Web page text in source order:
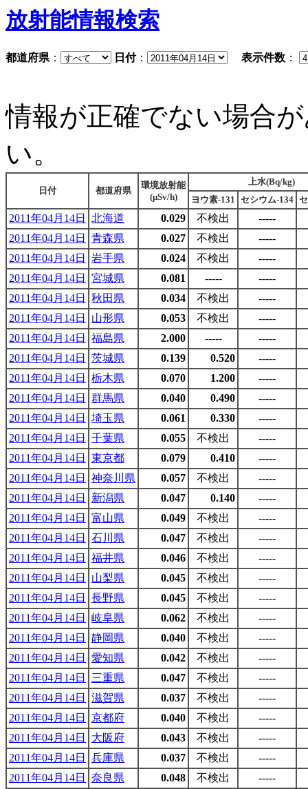
放射能情報検索
都道府県： 日付： 表示件数 ：
情報が正確でない場合
い。
日付 都道府県
環境放射能
(μSv/h)
上水(Bq/kg)
ヨウ素-131 セシウム-134
2011年04月14日 北海道 0.029 不検出
-----
2011年04月14日
青森県 0.027 不検出
-----
2011年04月14日
岩手県 0.024 不検出
-----
2011年04月14日
宮城県 0.081 -----
-----
2011年04月14日
秋田県 0.034 不検出
-----
2011年04月14日
山形県 0.053 不検出
-----
2011年04月14日
福島県 2.000 -----
-----
2011年04月14日
茨城県 0.139 0.520
-----
2011年04月14日
栃木県 0.070 1.200
-----
2011年04月14日
群馬県 0.040 0.490
-----
2011年04月14日
埼玉県 0.061 0.330
-----
2011年04月14日
千葉県 0.055 不検出
-----
2011年04月14日
東京都 0.079 0.410
-----
2011年04月14日
神奈川県 0.057 不検出
-----
2011年04月14日
新潟県 0.047 0.140
-----
2011年04月14日
富山県 0.049 不検出
-----
2011年04月14日
石川県 0.047 不検出
-----
2011年04月14日
福井県 0.046 不検出
-----
2011年04月14日
山梨県 0.045 不検出
-----
2011年04月14日
長野県 0.045 不検出
-----
2011年04月14日
岐阜県 0.062 不検出
-----
2011年04月14日
静岡県 0.040 不検出
-----
2011年04月14日
愛知県 0.042 不検出
-----
2011年04月14日
三重県 0.047 不検出
-----
2011年04月14日
滋賀県 0.037 不検出
-----
2011年04月14日
京都府 0.040 不検出
-----
2011年04月14日
大阪府 0.043 不検出
-----
2011年04月14日
兵庫県 0.037 不検出
-----
2011年04月14日
奈良県 0.048 不検出
-----